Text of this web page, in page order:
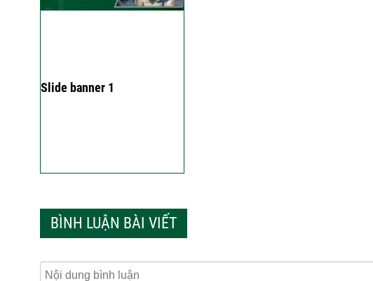
Slide banner 1
BÌNH LUẬN BÀI VIẾT